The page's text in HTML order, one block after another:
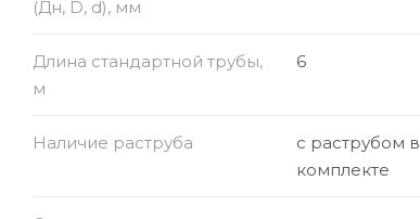
(Дн, D, d), мм
Длина стандартной трубы,
м
6
Наличие раструба
с раструбом в
комплекте